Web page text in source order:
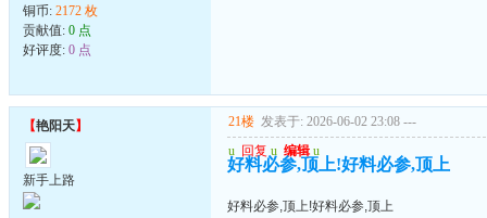
铜币: 2172 枚
贡献值: 0 点
好评度: 0 点
【艳阳天】
新手上路
21楼 发表于: 2026-06-02 23:08 ---
u 回复 u 编辑 u
好料必参,顶上!好料必参,顶上
好料必参,顶上!好料必参,顶上